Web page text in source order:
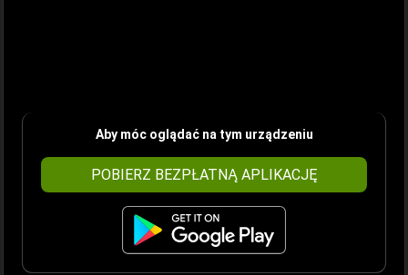
Aby móc oglądać na tym urządzeniu
POBIERZ BEZPŁATNĄ APLIKACJĘ